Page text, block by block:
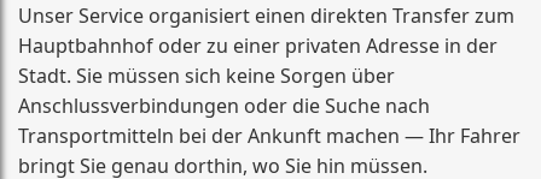
Unser Service organisiert einen direkten Transfer zum
Hauptbahnhof oder zu einer privaten Adresse in der
Stadt. Sie müssen sich keine Sorgen über
Anschlussverbindungen oder die Suche nach
Transportmitteln bei der Ankunft machen — Ihr Fahrer
bringt Sie genau dorthin, wo Sie hin müssen.